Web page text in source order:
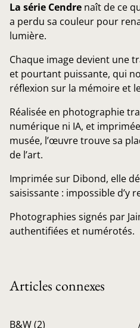
La série Cendre naît de ce
a perdu sa couleur pour
lumière.
Chaque image devient une
et pourtant puissante, qui
réflexion sur la mémoire et
Réalisée en photographie
numérique ni IA, et
musée, l’œuvre trouve sa
de l’art.
Imprimée sur Dibond, elle
saisissante : impossible d’y
Photographies signés par
authentifiées et numérotés.
Articles connexes
B&W (2)